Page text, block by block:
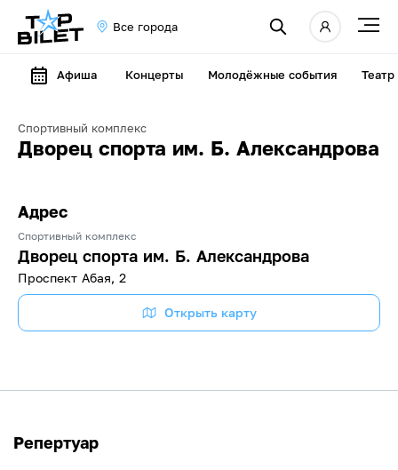
Все города
Афиша Концерты Молодёжные события Театр
Спортивный комплекс
Дворец спорта им. Б. Александрова
Адрес
Спортивный комплекс
Дворец спорта им. Б. Александрова
Проспект Абая, 2
Открыть карту
Репертуар